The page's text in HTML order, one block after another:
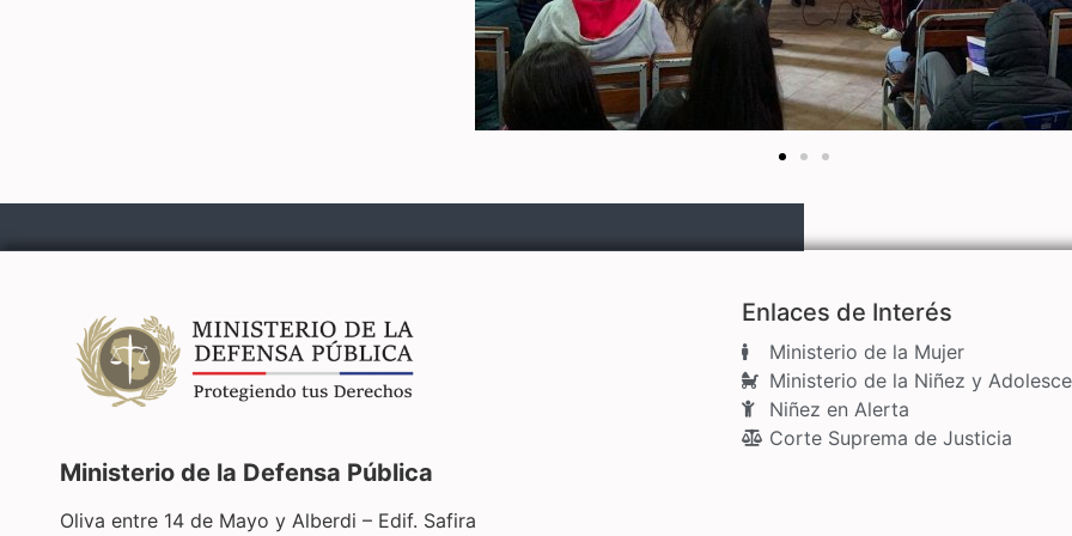
Ministerio de la Defensa Pública
Oliva entre 14 de Mayo y Alberdi – Edif. Safira
Enlaces de Interés
Ministerio de la Mujer
Ministerio de la Niñez y
Niñez en Alerta
Corte Suprema de Justicia